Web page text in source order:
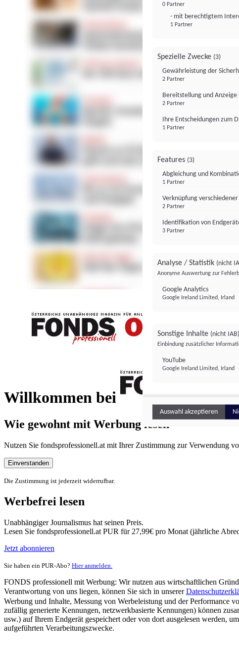
Willkommen bei
FONDS
Wie gewohnt mit Werbung lesen
Nutzen Sie fondsprofessionell.at mit Ihrer Zustimmung zur Verwendung
Einverstanden
Die Zustimmung ist jederzeit widerrufbar.
Werbefrei lesen
Unabhängiger Journalismus hat seinen Preis.
Lesen Sie fondsprofessionell.at PUR für 27,99€ pro Monat (jährliche
Jetzt abonnieren
Sie haben ein PUR-Abo? Hier anmelden.
FONDS professionell mit Werbung: Wir nutzen aus wirtschaftlichen
Verantwortung von uns liegen, können Sie sich in unserer
Werbung und Inhalte, Messung von Werbeleistung und der Performance
zufällig generierte Kennungen, netzwerkbasierte Kennungen) können
usw.) auf Ihrem Endgerät gespeichert oder von dort ausgelesen werden,
aufgeführten Verarbeitungszwecke.
0 Partner
- mit berechtigtem
1 Partner
Spezielle Zwecke (3)
Gewährleistung der
2 Partner
Bereitstellung und
2 Partner
Ihre Entscheidungen zum
1 Partner
Features (3)
Abgleichung und
1 Partner
Verknüpfung
2 Partner
Identifikation von
3 Partner
Analyse / Statistik (nicht
Anonyme Auswertung zur
Google Analytics
Google Ireland Limited, Irland
Sonstige Inhalte (nicht IAB)
Einbindung zusätzlicher
YouTube
Google Ireland Limited, Irland
Auswahl akzeptieren